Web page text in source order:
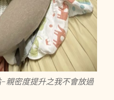
親密度提升之我不會放過